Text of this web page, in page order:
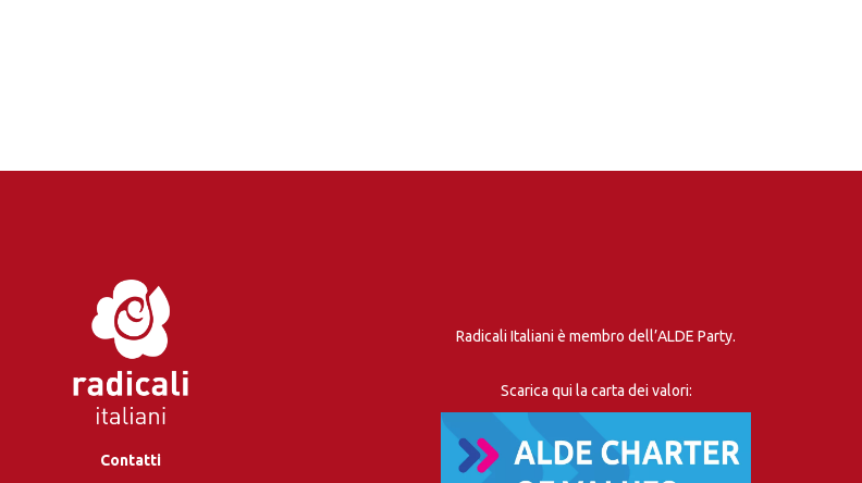
Contatti
Radicali Italiani è membro dell’ALDE Party.
Scarica qui la carta dei valori: